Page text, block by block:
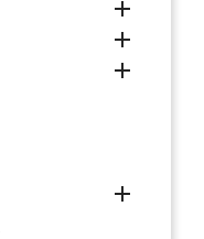



